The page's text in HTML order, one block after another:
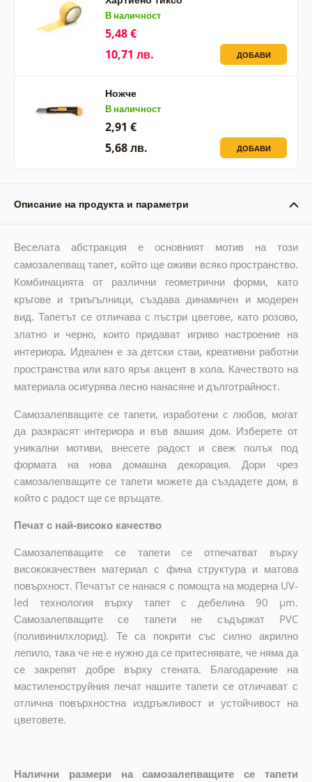
В наличност
5,48 €
10,71 лв.
ДОБАВИ
Ножче
В наличност
2,91 €
5,68 лв.
ДОБАВИ
Описание на продукта и параметри
Веселата абстракция е основният мотив на този
самозалепващ тапет, който ще оживи всяко пространство.
Комбинацията от различни геометрични форми, като
кръгове и триъгълници, създава динамичен и модерен
вид. Тапетът се отличава с пъстри цветове, като розово,
златно и черно, които придават игриво настроение на
интериора. Идеален е за детски стаи, креативни работни
пространства или като ярък акцент в хола. Качеството на
материала осигурява лесно нанасяне и дълготрайност.
Самозалепващите се тапети, изработени с любов, могат
да разкрасят интериора и във вашия дом. Изберете от
уникални мотиви, внесете радост и свеж полъх под
формата на нова домашна декорация. Дори чрез
самозалепващите се тапети можете да създадете дом, в
който с радост ще се връщате.
Печат с най-високо качество
Самозалепващите се тапети се отпечатват върху
висококачествен материал с фина структура и матова
повърхност. Печатът се нанася с помощта на модерна UV-
led технология върху тапет с дебелина 90 µm.
Самозалепващите се тапети не съдържат PVC
(поливинилхлорид). Те са покрити със силно акрилно
лепило, така че не е нужно да се притеснявате, че няма да
се закрепят добре върху стената. Благодарение на
мастиленоструйния печат нашите тапети се отличават с
отлична повърхностна издръжливост и устойчивост на
цветовете.
Налични размери на самозалепващите се тапети